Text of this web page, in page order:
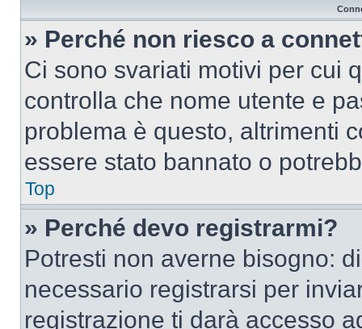
» Perché non riesco a
Ci sono svariati motivi per cui
controlla che nome utente e
problema è questo, altrimenti
essere stato bannato o
Top
» Perché devo registrarmi?
Potresti non averne bisogno:
necessario registrarsi per
registrazione ti darà accesso